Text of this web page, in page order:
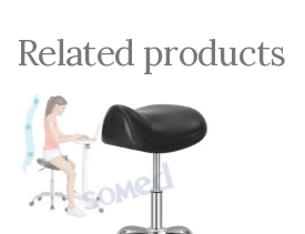
Related products